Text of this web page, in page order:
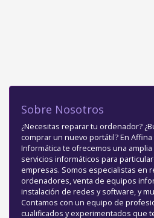
Sobre Nosotros
¿Necesitas reparar tu ordenador?
comprar un nuevo portátil? En Affina
Informática te ofrecemos una amplia
servicios informáticos para
empresas. Somos especialistas en
ordenadores, venta de equipos
instalación de redes y software, y
Contamos con un equipo de
cualificados y experimentados que